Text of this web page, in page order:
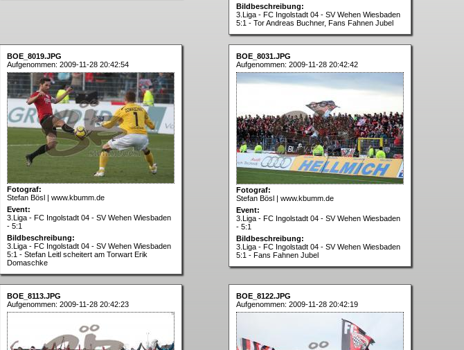
Bildbeschreibung:
3.Liga - FC Ingolstadt 04 - SV Wehen Wiesbaden
5:1 - Tor Andreas Buchner, Fans Fahnen Jubel
BOE_8019.JPG
Aufgenommen: 2009-11-28 20:42:54
Fotograf:
Stefan Bösl | www.kbumm.de
Event:
3.Liga - FC Ingolstadt 04 - SV Wehen Wiesbaden
- 5:1
Bildbeschreibung:
3.Liga - FC Ingolstadt 04 - SV Wehen Wiesbaden
5:1 - Stefan Leitl scheitert am Torwart Erik
Domaschke
BOE_8031.JPG
Aufgenommen: 2009-11-28 20:42:42
Fotograf:
Stefan Bösl | www.kbumm.de
Event:
3.Liga - FC Ingolstadt 04 - SV Wehen Wiesbaden
- 5:1
Bildbeschreibung:
3.Liga - FC Ingolstadt 04 - SV Wehen Wiesbaden
5:1 - Fans Fahnen Jubel
BOE_8113.JPG
Aufgenommen: 2009-11-28 20:42:23
BOE_8122.JPG
Aufgenommen: 2009-11-28 20:42:19